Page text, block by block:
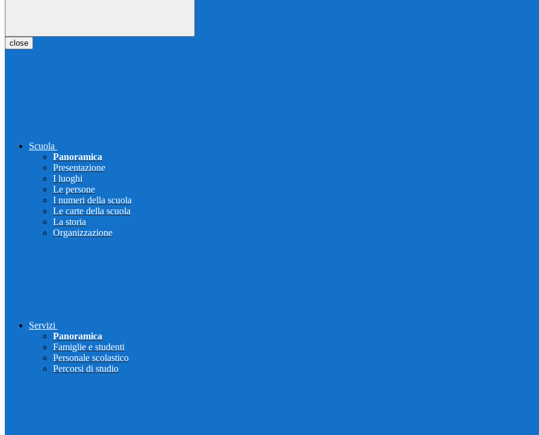
close
Scuola
Panoramica
Presentazione
I luoghi
Le persone
I numeri della scuola
Le carte della scuola
La storia
Organizzazione
Servizi
Panoramica
Famiglie e studenti
Personale scolastico
Percorsi di studio